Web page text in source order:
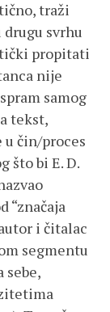
traži
svrhu
propitati
nije
samog
tekst,
čin/proces
što bi E. D.
“značaja
i čitalac
segmentu
sebe,